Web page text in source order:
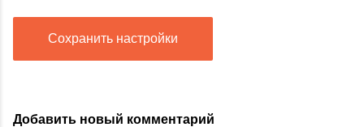
Сохранить настройки
Добавить новый комментарий